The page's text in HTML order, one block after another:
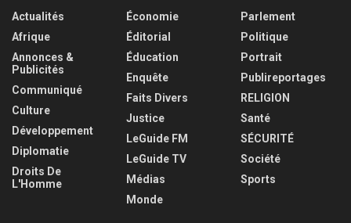
Actualités
Afrique
Annonces &
Publicités
Communiqué
Culture
Développement
Diplomatie
Droits De
L'Homme
Économie
Éditorial
Éducation
Enquête
Faits Divers
Justice
LeGuide FM
LeGuide TV
Médias
Monde
Parlement
Politique
Portrait
Publireportages
RELIGION
Santé
SÉCURITÉ
Société
Sports